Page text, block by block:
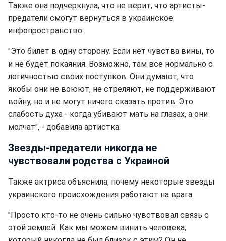
Также она подчеркнула, что не верит, что артисты-
предатели смогут вернуться в украинское
инфопространство.
"Это билет в одну сторону. Если нет чувства вины, то
и не будет покаяния. Возможно, там все нормально с
логичностью своих поступков. Они думают, что
якобы они не воюют, не стреляют, не поддерживают
войну, но и не могут ничего сказать против. Это
слабость духа - когда убивают мать на глазах, а они
молчат", - добавила артистка.
Звезды-предатели никогда не
чувствовали родства с Украиной
Также актриса объяснила, почему некоторые звезды
украинского происхождения работают на врага.
"Просто кто-то не очень сильно чувствовал связь с
этой землей. Как мы можем винить человека,